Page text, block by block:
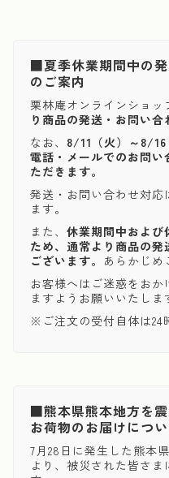
■夏季休業期間中の
のご案内
栗林庵オンラインショッ
り商品の発送・お問い合
なお、 8/11（火）～8/16
電話・メールでのお問
ただきます。
発送・お問い合わせ対応
ます。
また、 休業期間中および
ため、通常より商品の
ございます。 あらかじめ
お客様へはご迷惑をお
ますようお願いいたしま
※ご注文の受付自体は24
■熊本県熊本地方を
お荷物のお届けにつ
7月28日に発生した熊本
より、被災された皆さ